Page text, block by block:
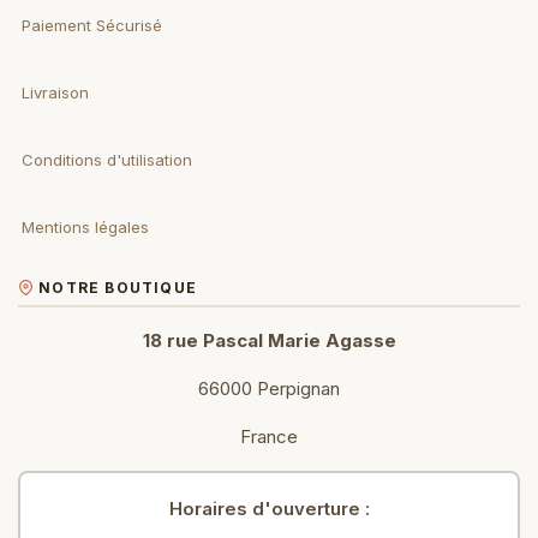
Paiement Sécurisé
Livraison
Conditions d'utilisation
Mentions légales
NOTRE BOUTIQUE
18 rue Pascal Marie Agasse
66000 Perpignan
France
Horaires d'ouverture :